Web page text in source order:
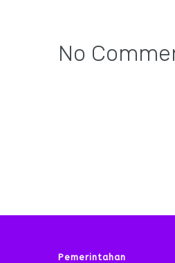
No
Pemerintahan